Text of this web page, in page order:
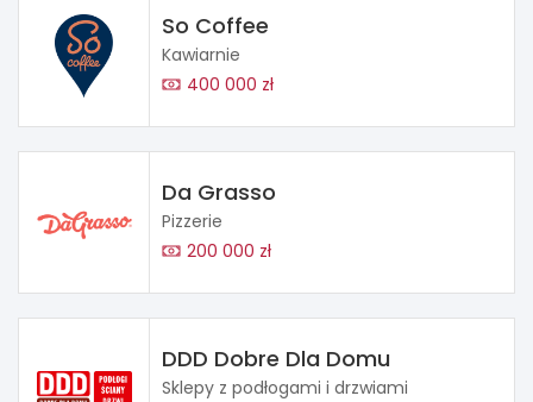
So Coffee
Kawiarnie
400 000 zł
Da Grasso
Pizzerie
200 000 zł
DDD Dobre Dla Domu
Sklepy z podłogami i drzwiami